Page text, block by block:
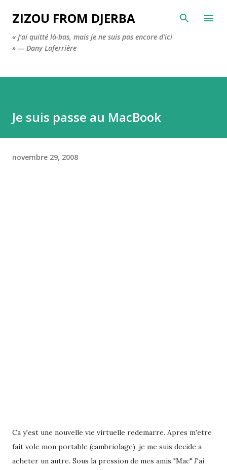
Accéder au contenu principal
ZIZOU FROM DJERBA
« J’ai quitté là-bas, mais je ne suis pas encore d’ici
» — Dany Laferrière
Je suis passe au MacBook
novembre 29, 2008
Ca y'est une nouvelle vie virtuelle redemarre. Apres m'etre
fait vole mon portable (cambriolage), je me suis decide a
acheter un autre. Sous la pression de mes amis "Mac" J'ai